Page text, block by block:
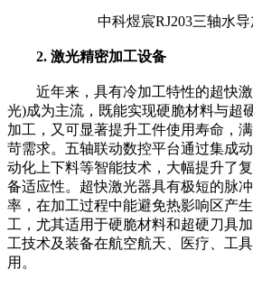
中科煜宸RJ203三轴水
2. 激光精密加工设备
近年来，具有冷加工特性的超快激
光)成为主流，既能实现硬脆材料与超
加工，又可显著提升工件使用寿命，
苛需求。五轴联动数控平台通过集成
动化上下料等智能技术，大幅提升了
备适应性。超快激光器具有极短的脉
率，在加工过程中能避免热影响区产
工，尤其适用于硬脆材料和超硬刀具
工技术及装备在航空航天、医疗、工
用。